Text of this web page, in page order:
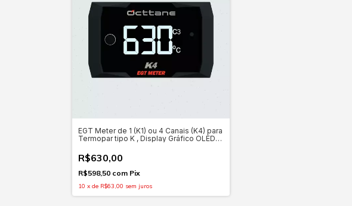
EGT Meter de 1 (K1) ou 4 Canais (K4) para
Termopar tipo K , Display Gráfico OLED
R$630,00
R$598,50 com Pix
10 x de R$63,00 sem juros